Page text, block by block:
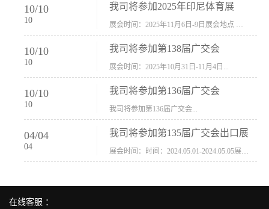
10/10
10
我司将参加2025年印尼体育展
10/10
10
我司将参加第138届广交会
展会时间：2025年10月31日-11月4日...
10/10
10
我司将参加第136届广交会
我司将参加第136届广交会...
04/04
04
我司将参加第135届广交会出口展
展会时间：时间：2024.05.01-2024.05.05展会地址：中国进出口商品交易会展馆福建康莱宝公司展位号12.1G37-38、H11-12，浙江康莱宝展位号17.1B23-24、C19-20...
在线客服 ：